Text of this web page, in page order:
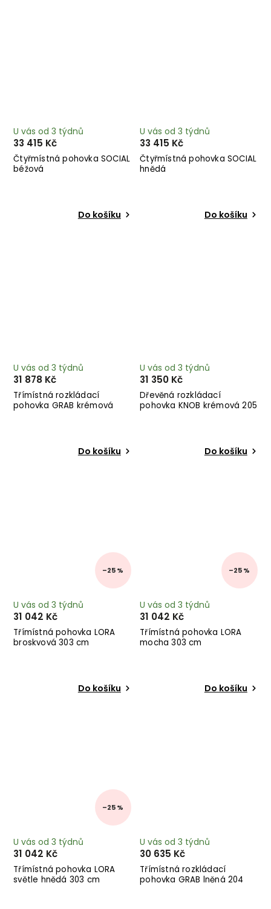
Čtyřmístná pohovka SOCIAL
béžová
U vás od 3 týdnů
33 415 Kč
Do košíku
Čtyřmístná pohovka SOCIAL
hnědá
U vás od 3 týdnů
33 415 Kč
Do košíku
Třímístná rozkládací
pohovka GRAB krémová
U vás od 3 týdnů
31 878 Kč
Do košíku
Dřevěná rozkládací
pohovka KNOB krémová 205
U vás od 3 týdnů
31 350 Kč
Do košíku
–25 %
Třímístná pohovka LORA
broskvová 303 cm
U vás od 3 týdnů
31 042 Kč
Do košíku
–25 %
Třímístná pohovka LORA
mocha 303 cm
U vás od 3 týdnů
31 042 Kč
Do košíku
–25 %
Třímístná pohovka LORA
světle hnědá 303 cm
U vás od 3 týdnů
31 042 Kč
Třímístná rozkládací
pohovka GRAB lněná 204
U vás od 3 týdnů
30 635 Kč